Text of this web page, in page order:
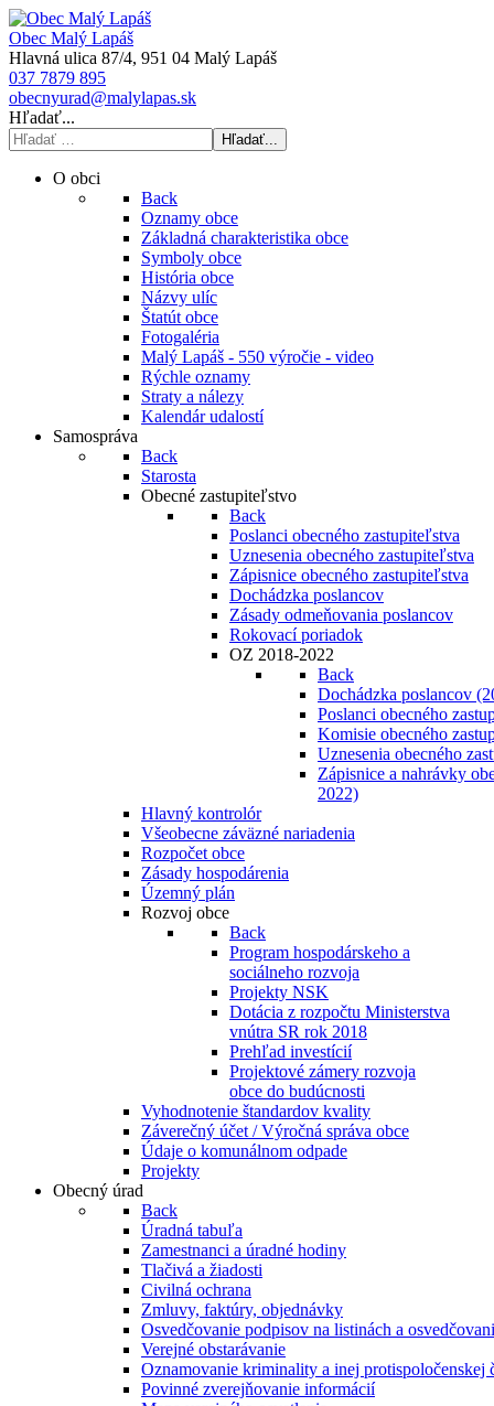
Obec Malý Lapáš
Hlavná ulica 87/4, 951 04 Malý Lapáš
037 7879 895
obecnyurad@malylapas.sk
Hľadať...
Hľadať...
O obci
Back
Oznamy obce
Základná charakteristika obce
Symboly obce
História obce
Názvy ulíc
Štatút obce
Fotogaléria
Malý Lapáš - 550 výročie - video
Rýchle oznamy
Straty a nálezy
Kalendár udalostí
Samospráva
Back
Starosta
Obecné zastupiteľstvo
Back
Poslanci obecného zastupiteľstva
Uznesenia obecného zastupiteľstva
Zápisnice obecného zastupiteľstva
Dochádzka poslancov
Zásady odmeňovania poslancov
Rokovací poriadok
OZ 2018-2022
Back
Dochádzka poslancov
Poslanci obecného
Komisie obecného
Uznesenia obecného
Zápisnice a nahrávky
2022)
Hlavný kontrolór
Všeobecne záväzné nariadenia
Rozpočet obce
Zásady hospodárenia
Územný plán
Rozvoj obce
Back
Program hospodárskeho a
sociálneho rozvoja
Projekty NSK
Dotácia z rozpočtu Ministerstva
vnútra SR rok 2018
Prehľad investícií
Projektové zámery rozvoja
obce do budúcnosti
Vyhodnotenie štandardov kvality
Záverečný účet / Výročná správa obce
Údaje o komunálnom odpade
Projekty
Obecný úrad
Back
Úradná tabuľa
Zamestnanci a úradné hodiny
Tlačivá a žiadosti
Civilná ochrana
Zmluvy, faktúry, objednávky
Osvedčovanie podpisov na listinách a
Verejné obstarávanie
Oznamovanie kriminality a inej protispoločenskej
Povinné zverejňovanie informácií